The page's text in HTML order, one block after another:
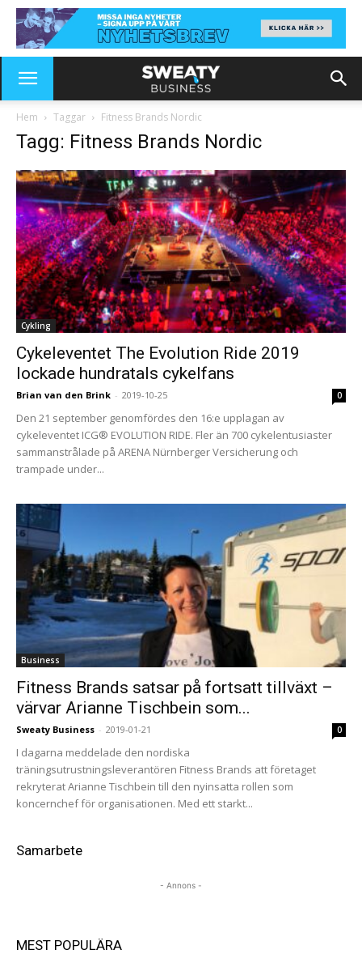
Hem Taggar Fitness Brands Nordic
Tagg: Fitness Brands Nordic
Cykling
Cykeleventet The Evolution Ride 2019
lockade hundratals cykelfans
Brian van den Brink - 2019-10-25 0
Den 21 september genomfördes den 16:e upplagan av
cykeleventet ICG® EVOLUTION RIDE. Fler än 700 cykelentusiaster
sammanstrålade på ARENA Nürnberger Versicherung och
trampade under...
Business
Fitness Brands satsar på fortsatt tillväxt –
värvar Arianne Tischbein som...
Sweaty Business - 2019-01-21 0
I dagarna meddelade den nordiska
träningsutrustningsleverantören Fitness Brands att företaget
rekryterat Arianne Tischbein till den nyinsatta rollen som
koncernchef för organisationen. Med ett starkt...
Samarbete
- Annons -
MEST POPULÄRA